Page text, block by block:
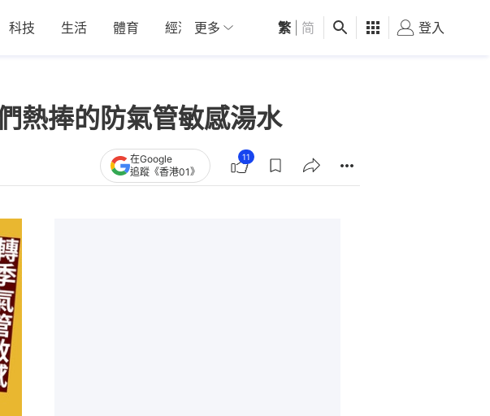
科技 生活 體育 經濟 01深圳 觀點 健康 好食玩飛
更多 繁 简 登入
熱捧的防氣管敏感湯水
在Google
追蹤《香港01》
11